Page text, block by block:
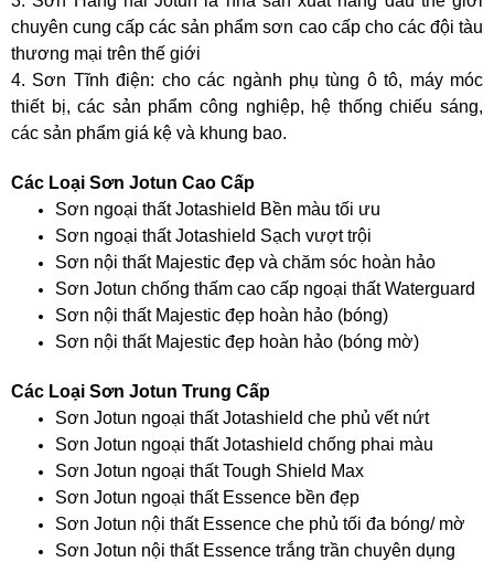
chuyên cung cấp các sản phẩm sơn cao cấp cho các đội tàu
thương mại trên thế giới
4. Sơn Tĩnh điện: cho các ngành phụ tùng ô tô, máy móc
thiết bị, các sản phẩm công nghiệp, hệ thống chiếu sáng,
các sản phẩm giá kệ và khung bao.
Các Loại Sơn Jotun Cao Cấp
Sơn ngoại thất Jotashield Bền màu tối ưu
Sơn ngoại thất Jotashield Sạch vượt trội
Sơn nội thất Majestic đẹp và chăm sóc hoàn hảo
Sơn Jotun chống thấm cao cấp ngoại thất Waterguard
Sơn nội thất Majestic đẹp hoàn hảo (bóng)
Sơn nội thất Majestic đẹp hoàn hảo (bóng mờ)
Các Loại Sơn Jotun Trung Cấp
Sơn Jotun ngoại thất Jotashield che phủ vết nứt
Sơn Jotun ngoại thất Jotashield chống phai màu
Sơn Jotun ngoại thất Tough Shield Max
Sơn Jotun ngoại thất Essence bền đẹp
Sơn Jotun nội thất Essence che phủ tối đa bóng/ mờ
Sơn Jotun nội thất Essence trắng trần chuyên dụng